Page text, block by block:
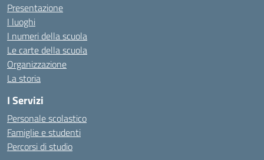
Presentazione
I luoghi
I numeri della scuola
Le carte della scuola
Organizzazione
La storia
I Servizi
Personale scolastico
Famiglie e studenti
Percorsi di studio